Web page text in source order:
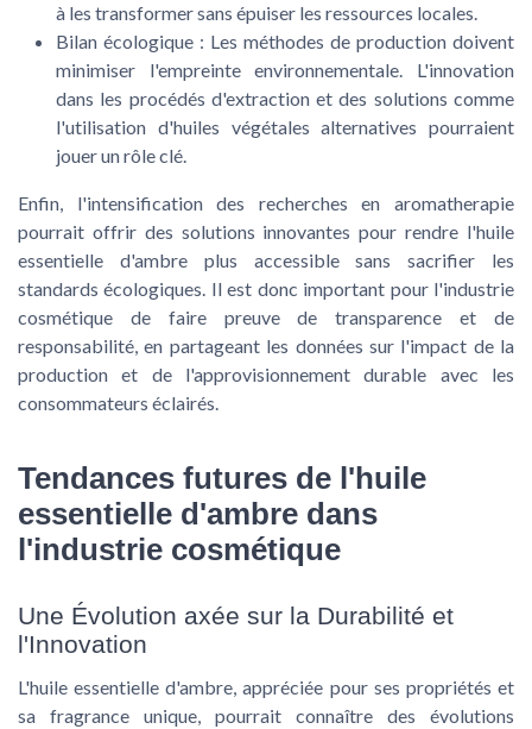
à les transformer sans épuiser les ressources locales.
Bilan écologique : Les méthodes de production doivent
minimiser l'empreinte environnementale. L'innovation
dans les procédés d'extraction et des solutions comme
l'utilisation d'huiles végétales alternatives pourraient
jouer un rôle clé.
Enfin, l'intensification des recherches en aromatherapie
pourrait offrir des solutions innovantes pour rendre l'huile
essentielle d'ambre plus accessible sans sacrifier les
standards écologiques. Il est donc important pour l'industrie
cosmétique de faire preuve de transparence et de
responsabilité, en partageant les données sur l'impact de la
production et de l'approvisionnement durable avec les
consommateurs éclairés.
Tendances futures de l'huile
essentielle d'ambre dans
l'industrie cosmétique
Une Évolution axée sur la Durabilité et
l'Innovation
L'huile essentielle d'ambre, appréciée pour ses propriétés et
sa fragrance unique, pourrait connaître des évolutions